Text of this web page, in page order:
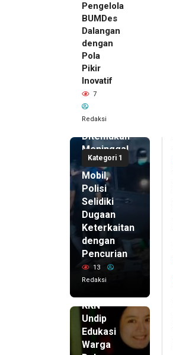
Pengelola
BUMDes
Dalangan
dengan
Pola
Pikir
Inovatif
7
Redaksi
Kategori 1
Pemilik
Royal
Phone
Ditemukan
Meninggal
di Dalam
Mobil,
Polisi
Selidiki
Dugaan
Keterkaitan
dengan
Pencurian
13
Redaksi
KKN
Undip
Edukasi
Warga